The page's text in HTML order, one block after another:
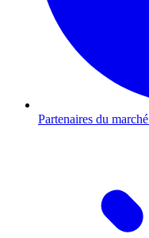
Partenaires du marché